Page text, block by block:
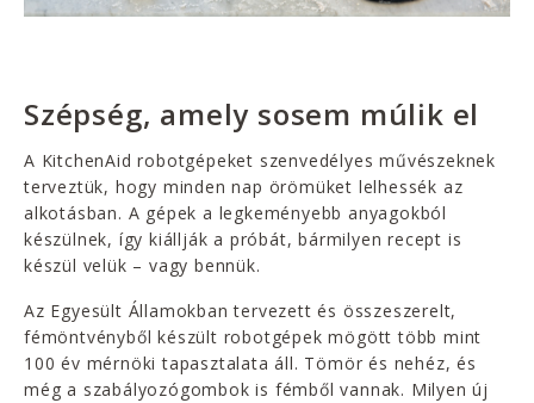
Szépség, amely sosem múlik el
A KitchenAid robotgépeket szenvedélyes művészeknek
terveztük, hogy minden nap örömüket lelhessék az
alkotásban. A gépek a legkeményebb anyagokból
készülnek, így kiállják a próbát, bármilyen recept is
készül velük – vagy bennük.
Az Egyesült Államokban tervezett és összeszerelt,
fémöntvényből készült robotgépek mögött több mint
100 év mérnöki tapasztalata áll. Tömör és nehéz, és
még a szabályozógombok is fémből vannak. Milyen új